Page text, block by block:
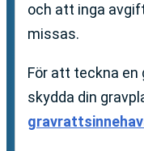
och att inga
missas.
För att teckna
skydda din